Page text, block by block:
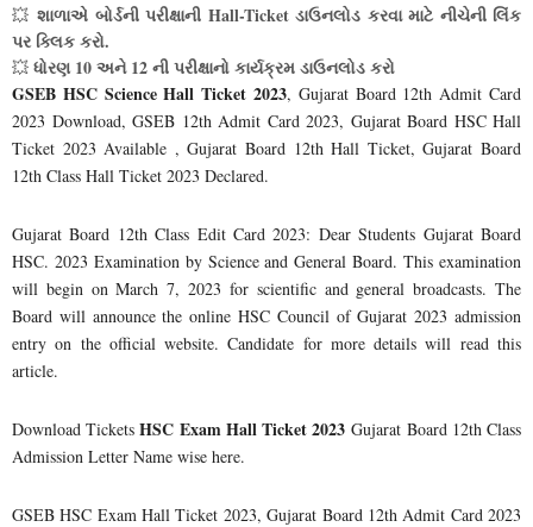
💥 શાળાએ બોર્ડની પરીક્ષાની Hall-Ticket ડાઉનલોડ કરવા માટે નીચેની લિંક
પર ક્લિક કરો.
💥 ધોરણ 10 અને 12 ની પરીક્ષાનો કાર્યક્રમ ડાઉનલોડ કરો
GSEB HSC Science Hall Ticket 2023, Gujarat Board 12th Admit Card
2023 Download, GSEB 12th Admit Card 2023, Gujarat Board HSC Hall
Ticket 2023 Available , Gujarat Board 12th Hall Ticket, Gujarat Board
12th Class Hall Ticket 2023 Declared.
Gujarat Board 12th Class Edit Card 2023: Dear Students Gujarat Board
HSC. 2023 Examination by Science and General Board. This examination
will begin on March 7, 2023 for scientific and general broadcasts. The
Board will announce the online HSC Council of Gujarat 2023 admission
entry on the official website. Candidate for more details will read this
article.
Download TicketsHSC Exam Hall Ticket 2023 Gujarat Board 12th Class
Admission Letter Name wise here.
GSEB HSC Exam Hall Ticket 2023, Gujarat Board 12th Admit Card 2023